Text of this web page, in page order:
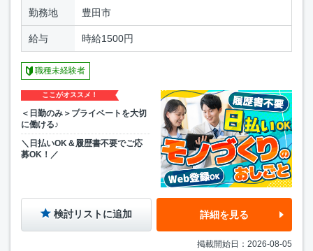
勤務地 豊田市
給与 時給1500円
職種未経験者
ここがオススメ！
＜日勤のみ＞プライベートを大切
に働ける♪
＼日払いOK＆履歴書不要でご応
募OK！／
検討リストに追加 詳細を見る
掲載開始日：2026-08-05